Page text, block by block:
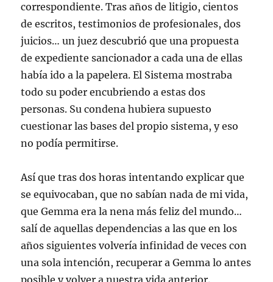
correspondiente. Tras años de litigio, cientos
de escritos, testimonios de profesionales, dos
juicios… un juez descubrió que una propuesta
de expediente sancionador a cada una de ellas
había ido a la papelera. El Sistema mostraba
todo su poder encubriendo a estas dos
personas. Su condena hubiera supuesto
cuestionar las bases del propio sistema, y eso
no podía permitirse.
Así que tras dos horas intentando explicar que
se equivocaban, que no sabían nada de mi vida,
que Gemma era la nena más feliz del mundo…
salí de aquellas dependencias a las que en los
años siguientes volvería infinidad de veces con
una sola intención, recuperar a Gemma lo antes